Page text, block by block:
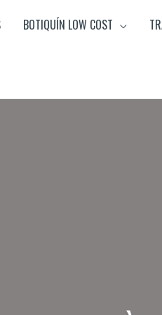
BOTIQUÍN LOW COST